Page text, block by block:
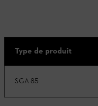
Type de produit
SGA 85